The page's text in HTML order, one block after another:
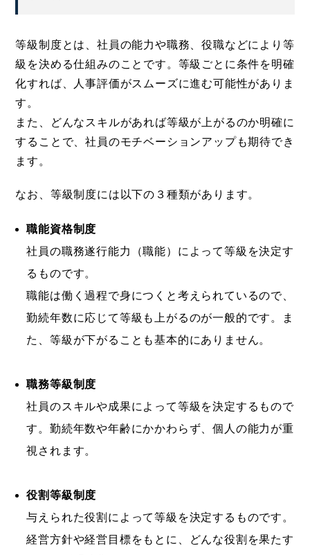
等級制度とは、社員の能力や職務、役職などにより等
級を決める仕組みのことです。等級ごとに条件を明確
化すれば、人事評価がスムーズに進む可能性がありま
す。
また、どんなスキルがあれば等級が上がるのか明確に
することで、社員のモチベーションアップも期待でき
ます。
なお、等級制度には以下の３種類があります。
職能資格制度
社員の職務遂行能力（職能）によって等級を決定す
るものです。
職能は働く過程で身につくと考えられているので、
勤続年数に応じて等級も上がるのが一般的です。ま
た、等級が下がることも基本的にありません。
職務等級制度
社員のスキルや成果によって等級を決定するもので
す。勤続年数や年齢にかかわらず、個人の能力が重
視されます。
役割等級制度
与えられた役割によって等級を決定するものです。
経営方針や経営目標をもとに、どんな役割を果たす